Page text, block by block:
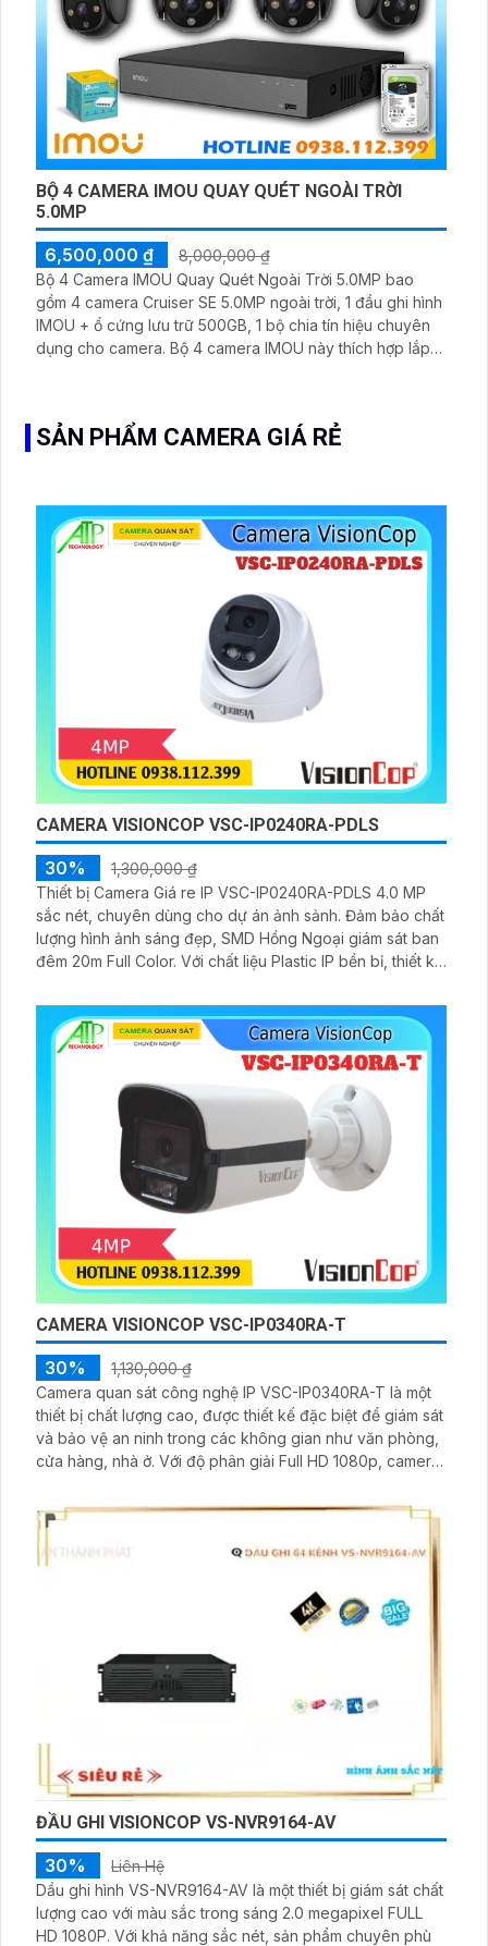
BỘ 4 CAMERA IMOU QUAY QUÉT NGOÀI TRỜI
5.0MP
6,500,000 ₫
8,000,000 ₫
Bộ 4 Camera IMOU Quay Quét Ngoài Trời 5.0MP bao
gồm 4 camera Cruiser SE 5.0MP ngoài trời, 1 đầu ghi hình
IMOU + ổ cứng lưu trữ 500GB, 1 bộ chia tín hiệu chuyên
dụng cho camera. Bộ 4 camera IMOU này thích hợp lắp
SẢN PHẨM CAMERA GIÁ RẺ
CAMERA VISIONCOP VSC-IP0240RA-PDLS
30%
1,300,000 ₫
Thiết bị Camera Giá re IP VSC-IP0240RA-PDLS 4.0 MP
sắc nét, chuyên dùng cho dự án ảnh sảnh. Đảm bảo chất
lượng hình ảnh sáng đẹp, SMD Hồng Ngoại giám sát ban
đêm 20m Full Color. Với chất liệu Plastic IP bền bỉ, thiết kế
đầy đủ nhu cầu giám sát và an ninh cho mọi lúc
CAMERA VISIONCOP VSC-IP0340RA-T
30%
1,130,000 ₫
Camera quan sát công nghệ IP VSC-IP0340RA-T là một
thiết bị chất lượng cao, được thiết kế đặc biệt để giám sát
và bảo vệ an ninh trong các không gian như văn phòng,
cửa hàng, nhà ở. Với độ phân giải Full HD 1080p, camera
minh, hỗ trợ quay đêm tối tốt
ĐẦU GHI VISIONCOP VS-NVR9164-AV
30%
Liên Hệ
Dầu ghi hình VS-NVR9164-AV là một thiết bị giám sát chất
lượng cao với màu sắc trong sáng 2.0 megapixel FULL
HD 1080P. Với khả năng sắc nét, sản phẩm chuyên phù